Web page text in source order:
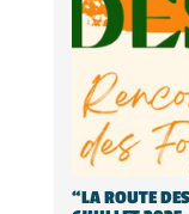
“LA ROUTE